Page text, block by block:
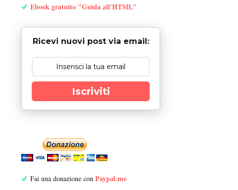
Ebook gratuito "Guida all'HTML"
Ricevi nuovi post via email:
Iscriviti
Fai una donazione con Paypal.me